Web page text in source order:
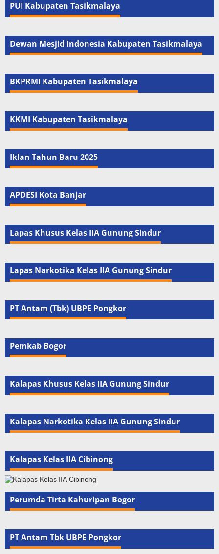
PUI Kabupaten Tasikmalaya
Dewan Mesjid Indonesia Kabupaten Tasikmalaya
BKPRMI Kabupaten Tasikmalaya
KKMI Kabupaten Tasikmalaya
Iklan Tahun Baru 2025
APDESI Kota Banjar
Lapas Khusus Kelas IIA Gunung Sindur
Lapas Narkotika Kelas IIA Gunung Sindur
PT Antam (Tbk) UBPE Pongkor
Pemkab Bogor
Kalapas Khusus Kelas IIA Gunung Sindur
Kalapas Narkotika Kelas IIA Gunung Sindur
Kalapas Kelas IIA Cibinong
Perumda Tirta Kahuripan Bogor
PT Antam Tbk UBPE Pongkor